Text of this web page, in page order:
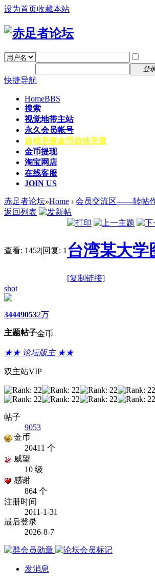
设为首页收藏本站
登
快捷导航
HomeBBS
搜索
视觉地带主站
永久会员帐号
自动充值金币自动充值
金币提现
淘宝网店
在线客服
JOIN US
赤足者论坛»Home › 会员交流区——转帖
返回列表
查看: 1452|回复: 1 台湾某大学
[复制链接]
shot
3444
主题
9053
帖子
2万
金币
★★ 论坛版主 ★★
双主站VIP
帖子
9053
金币
20411 个
威望
10 级
感谢
864 个
注册时间
2011-1-31
最后登录
2026-8-7
发消息